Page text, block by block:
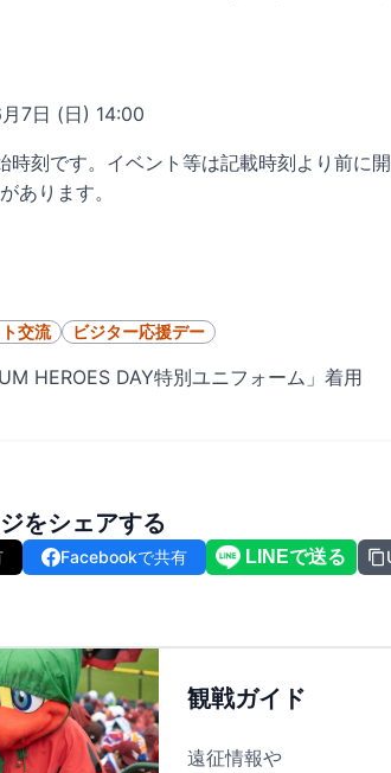
7日 (日) 14:00
時刻です。イベント等は記載時刻より前に
あります。
交流 ビジター応援デー
HEROES DAY特別ユニフォーム」着用
をシェアする
Facebookで共有
観戦ガイド
遠征情報や